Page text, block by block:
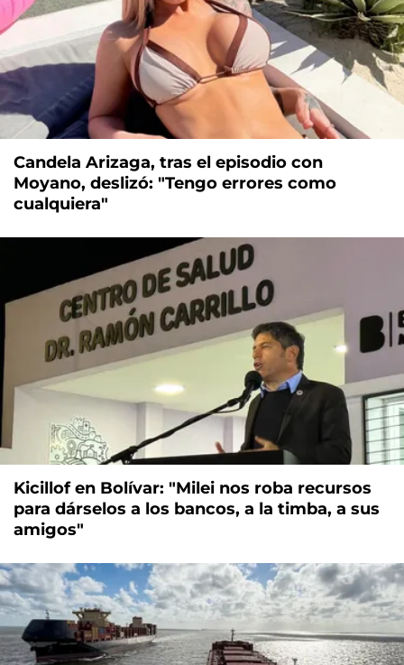
Candela Arizaga, tras el episodio con
Moyano, deslizó: "Tengo errores como
cualquiera"
Kicillof en Bolívar: "Milei nos roba recursos
para dárselos a los bancos, a la timba, a sus
amigos"